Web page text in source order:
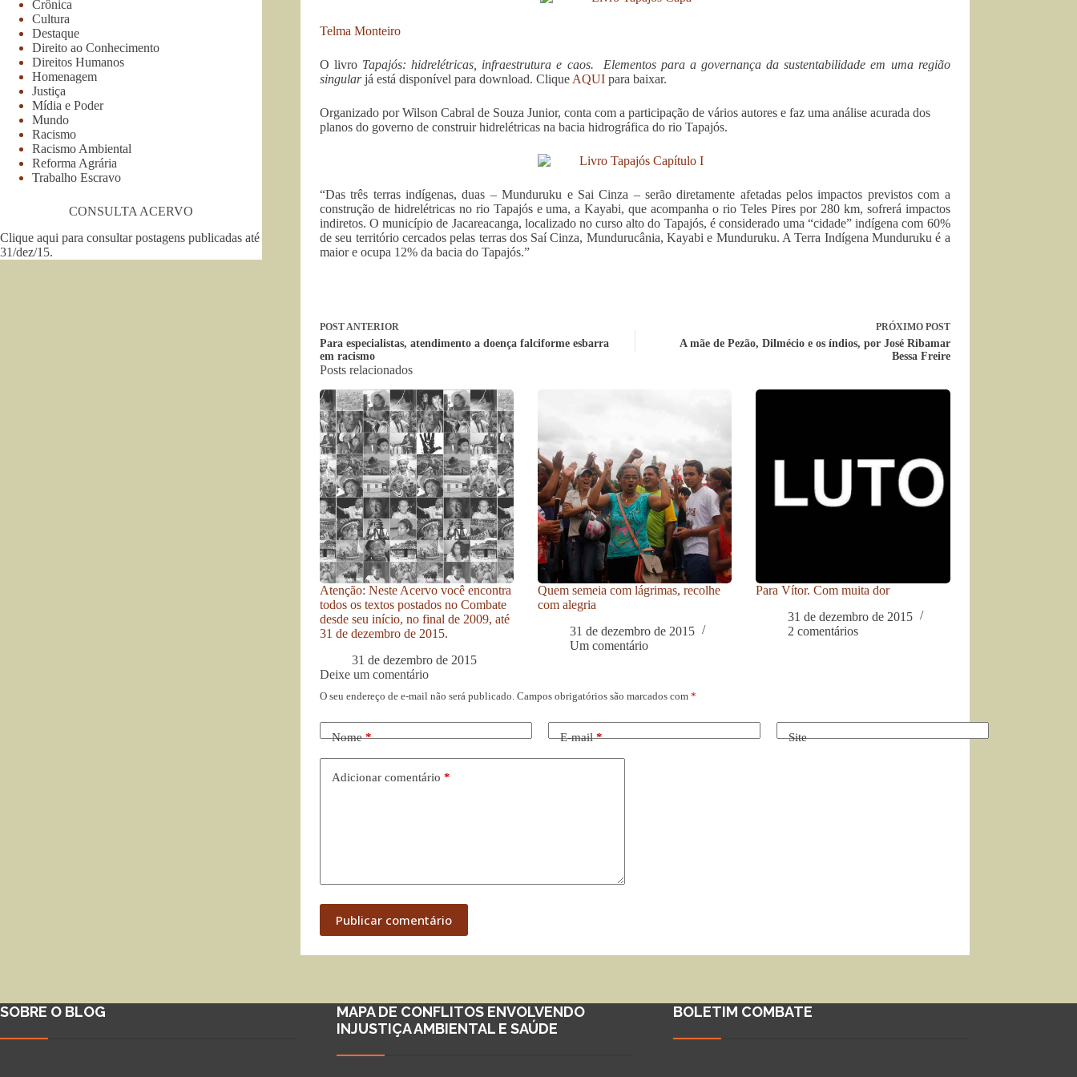
Telma Monteiro
O livro Tapajós: hidrelétricas, infraestrutura e caos. Elementos para a governança da sustentabilidade em uma região
singularjá está disponível para download. Clique AQUIpara baixar.
Organizado por Wilson Cabral de Souza Junior, conta com a participação de vários autores e faz uma análise acurada dos
planos do governo de construir hidrelétricas na bacia hidrográfica do rio Tapajós.
“Das três terras indígenas, duas – Munduruku e Sai Cinza – serão diretamente afetadas pelos impactos previstos com a
construção de hidrelétricas no rio Tapajós e uma, a Kayabi, que acompanha o rio Teles Pires por 280 km, sofrerá impactos
indiretos. O município de Jacarea­canga, localizado no curso alto do Tapajós, é considerado uma “cidade” indígena com 60%
de seu território cercados pelas terras dos Saí Cinza, Mundurucânia, Kayabi e Munduruku. A Terra Indígena Munduruku é a
maior e ocu­pa 12% da bacia do Tapajós.”
POSTANTERIOR
Para especialistas, atendimento a doença falciforme esbarra
em racismo
PRÓXIMO POST
A mãe de Pezão, Dilmécio e os índios, por José Ribamar
Bessa Freire
Posts relacionados
Atenção: Neste Acervo você encontra
todos os textos postados no Combate
desde seu início, no final de 2009, até
31 de dezembro de 2015.
31 de dezembro de 2015
Quem semeia com lágrimas, recolhe
com alegria
31 de dezembro de 2015
Um comentário
Para Vítor. Com muita dor
31 de dezembro de 2015
2 comentários
Deixe um comentário
O seu endereço de e-mail não será publicado. Campos obrigatórios são marcados com *
Nome* E-mail* Site
Adicionar comentário *
Publicar comentário
Crônica
Cultura
Destaque
Direito ao Conhecimento
Direitos Humanos
Homenagem
Justiça
Mídia e Poder
Mundo
Racismo
Racismo Ambiental
Reforma Agrária
Trabalho Escravo
CONSULTA ACERVO
Clique aqui para consultar postagens publicadas até
31/dez/15.
SOBRE O BLOG
MAPA DE CONFLITOS ENVOLVENDO
INJUSTIÇA AMBIENTAL E SAÚDE
BOLETIM COMBATE